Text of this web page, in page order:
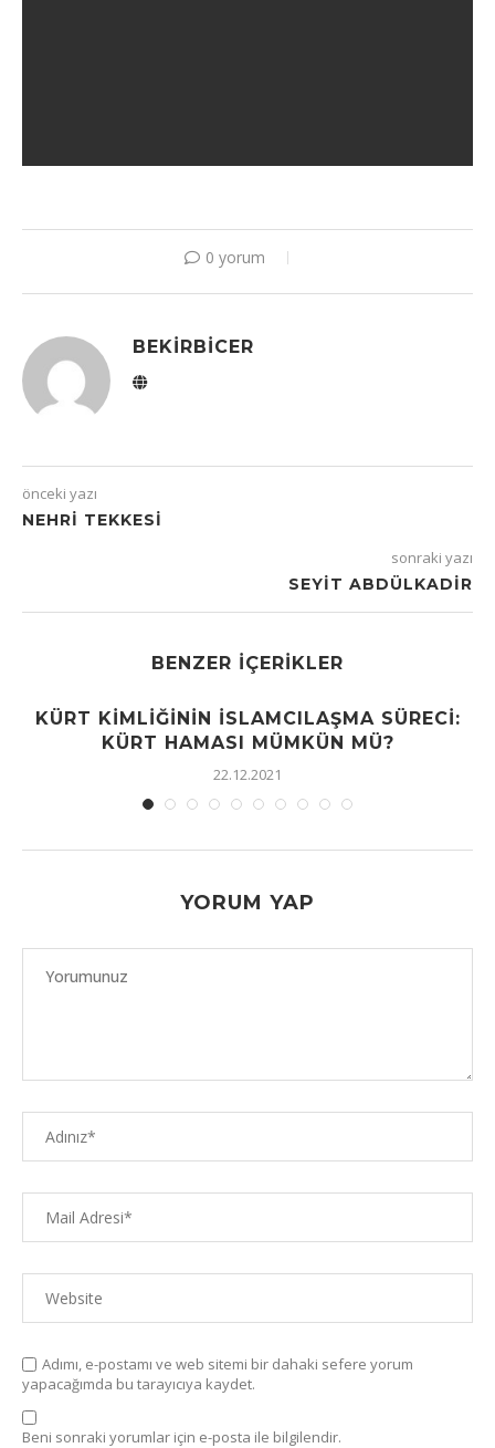
0 yorum
BEKIRBICER
önceki yazı
NEHRI TEKKESI
sonraki yazı
SEYIT ABDÜLKADIR
BENZER İÇERIKLER
KÜRT KIMLIĞININ İSLAMCILAŞMA SÜRECI:
KÜRT HAMASI MÜMKÜN MÜ?
22.12.2021
YORUM YAP
Adımı, e-postamı ve web sitemi bir dahaki sefere yorum
yapacağımda bu tarayıcıya kaydet.
Beni sonraki yorumlar için e-posta ile bilgilendir.